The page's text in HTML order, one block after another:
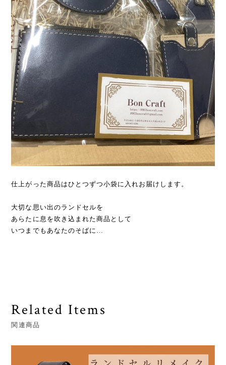
仕上がった商品はひとつずつ小袋に入れお届けします。
大切な思い出のランドセルを
あらたに息を吹き込まれた商品として
いつまでもあなたのそばに…
Related Items
関連商品